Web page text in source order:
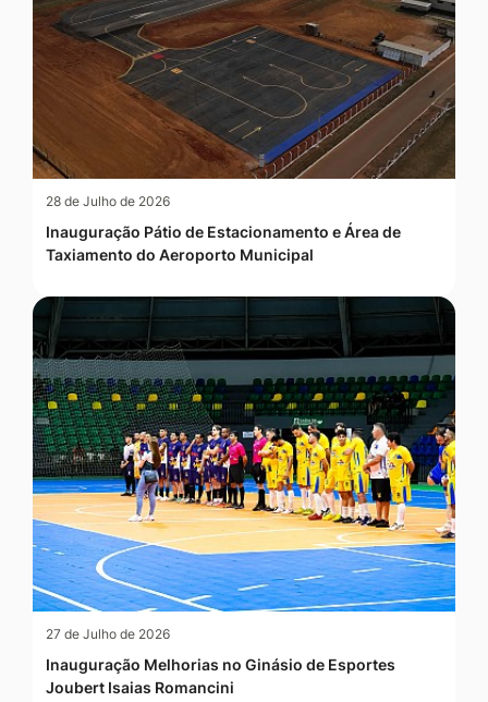
28 de Julho de 2026
Inauguração Pátio de Estacionamento e Área de
Taxiamento do Aeroporto Municipal
27 de Julho de 2026
Inauguração Melhorias no Ginásio de Esportes
Joubert Isaias Romancini